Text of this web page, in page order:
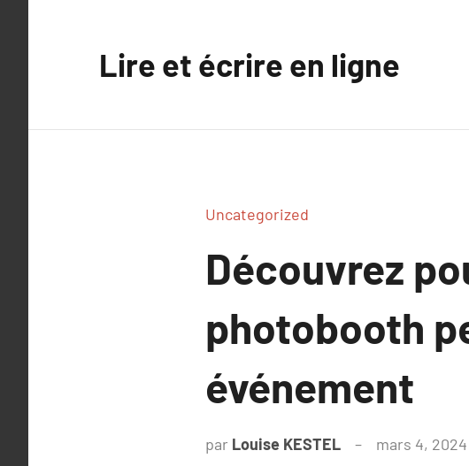
Lire et écrire en ligne
Uncategorized
Découvrez
photobooth
événement
par Louise KESTEL mars 4, 2024